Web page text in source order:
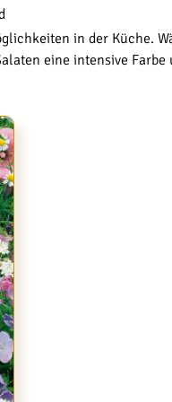
in der Küche.
eine intensive